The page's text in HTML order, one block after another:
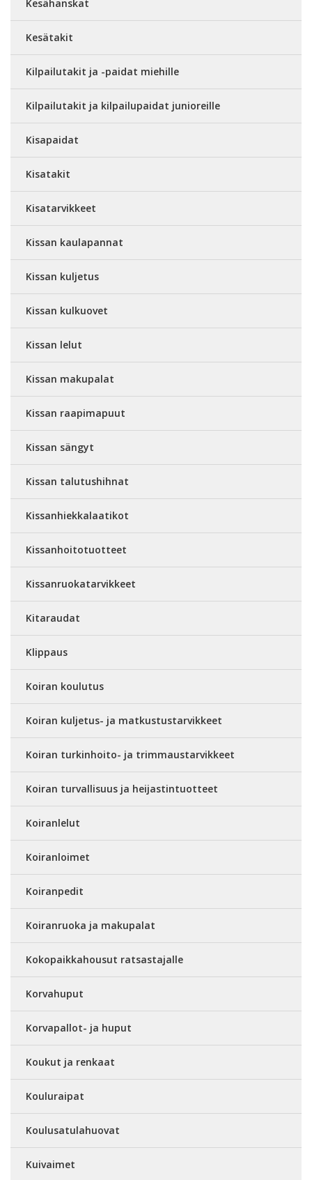
Kesähanskat
Kesätakit
Kilpailutakit ja -paidat miehille
Kilpailutakit ja kilpailupaidat junioreille
Kisapaidat
Kisatakit
Kisatarvikkeet
Kissan kaulapannat
Kissan kuljetus
Kissan kulkuovet
Kissan lelut
Kissan makupalat
Kissan raapimapuut
Kissan sängyt
Kissan talutushihnat
Kissanhiekkalaatikot
Kissanhoitotuotteet
Kissanruokatarvikkeet
Kitaraudat
Klippaus
Koiran koulutus
Koiran kuljetus- ja matkustustarvikkeet
Koiran turkinhoito- ja trimmaustarvikkeet
Koiran turvallisuus ja heijastintuotteet
Koiranlelut
Koiranloimet
Koiranpedit
Koiranruoka ja makupalat
Kokopaikkahousut ratsastajalle
Korvahuput
Korvapallot- ja huput
Koukut ja renkaat
Kouluraipat
Koulusatulahuovat
Kuivaimet